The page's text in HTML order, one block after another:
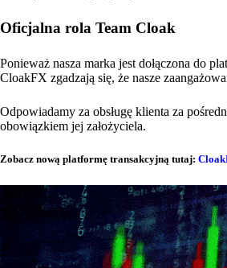
Oficjalna rola Team Cloak
Ponieważ nasza marka jest dołączona do
CloakFX zgadzają się, że nasze
Odpowiadamy za obsługę klienta za
obowiązkiem jej założyciela.
Zobacz nową platformę transakcyjną tutaj: